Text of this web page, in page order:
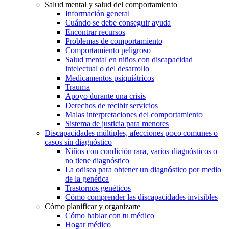
Salud mental y salud del comportamiento
Información general
Cuándo se debe conseguir ayuda
Encontrar recursos
Problemas de comportamiento
Comportamiento peligroso
Salud mental en niños con discapacidad
intelectual o del desarrollo
Medicamentos psiquiátricos
Trauma
Apoyo durante una crisis
Derechos de recibir servicios
Malas interpretaciones del comportamiento
Sistema de justicia para menores
Discapacidades múltiples, afecciones poco comunes o
casos sin diagnóstico
Niños con condición rara, varios diagnósticos o
no tiene diagnóstico
La odisea para obtener un diagnóstico por medio
de la genética
Trastornos genéticos
Cómo comprender las discapacidades invisibles
Cómo planificar y organizarte
Cómo hablar con tu médico
Hogar médico